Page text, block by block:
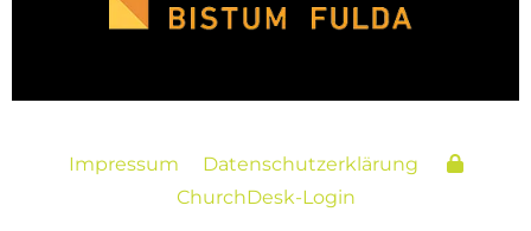
Impressum
Datenschutzerklärung
ChurchDesk-Login